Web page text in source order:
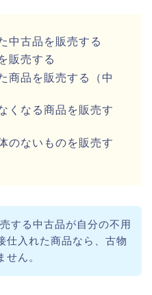
中古品を販売する
販売する
商品を販売する（中
くなる商品を販売す
のないものを販売す
する中古品が自分の不用
仕入れた商品なら、古物
せん。